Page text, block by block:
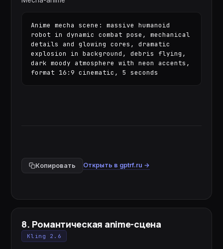
Anime mecha scene: massive humanoid
robot in dynamic combat pose, mechanical
details and glowing cores, dramatic
explosion in background, debris flying,
dark moody atmosphere with neon accents,
format 16:9 cinematic, 5 seconds
Копировать Открыть в gptrf.ru →
8. Романтическая anime-сцена
Kling 2.6